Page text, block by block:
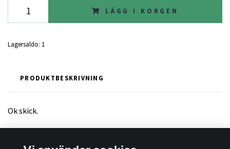
LÄGG I KORGEN
Lagersaldo: 1
PRODUKTBESKRIVNING
Ok skick.